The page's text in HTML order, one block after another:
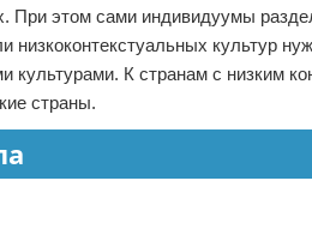
При этом сами индивидуумы
низкоконтекстуальных культур
К странам с низким
страны.